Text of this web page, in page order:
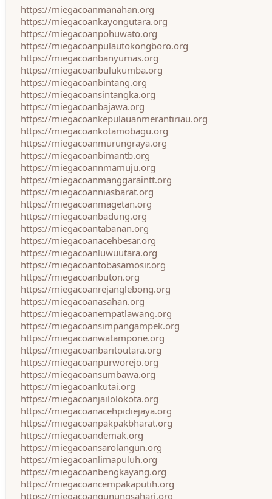
https://miegacoanmanahan.org
https://miegacoankayongutara.org
https://miegacoanpohuwato.org
https://miegacoanpulautokongboro.org
https://miegacoanbanyumas.org
https://miegacoanbulukumba.org
https://miegacoanbintang.org
https://miegacoansintangka.org
https://miegacoanbajawa.org
https://miegacoankepulauanmerantiriau.org
https://miegacoankotamobagu.org
https://miegacoanmurungraya.org
https://miegacoanbimantb.org
https://miegacoannmamuju.org
https://miegacoanmanggaraintt.org
https://miegacoanniasbarat.org
https://miegacoanmagetan.org
https://miegacoanbadung.org
https://miegacoantabanan.org
https://miegacoanacehbesar.org
https://miegacoanluwuutara.org
https://miegacoantobasamosir.org
https://miegacoanbuton.org
https://miegacoanrejanglebong.org
https://miegacoanasahan.org
https://miegacoanempatlawang.org
https://miegacoansimpangampek.org
https://miegacoanwatampone.org
https://miegacoanbaritoutara.org
https://miegacoanpurworejo.org
https://miegacoansumbawa.org
https://miegacoankutai.org
https://miegacoanjailolokota.org
https://miegacoanacehpidiejaya.org
https://miegacoanpakpakbharat.org
https://miegacoandemak.org
https://miegacoansarolangun.org
https://miegacoanlimapuluh.org
https://miegacoanbengkayang.org
https://miegacoancempakaputih.org
https://miegacoangunungsahari.org